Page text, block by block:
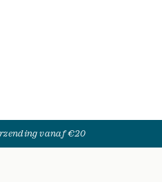
vanaf €20